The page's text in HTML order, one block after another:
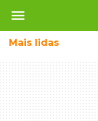
menu
Mais lidas